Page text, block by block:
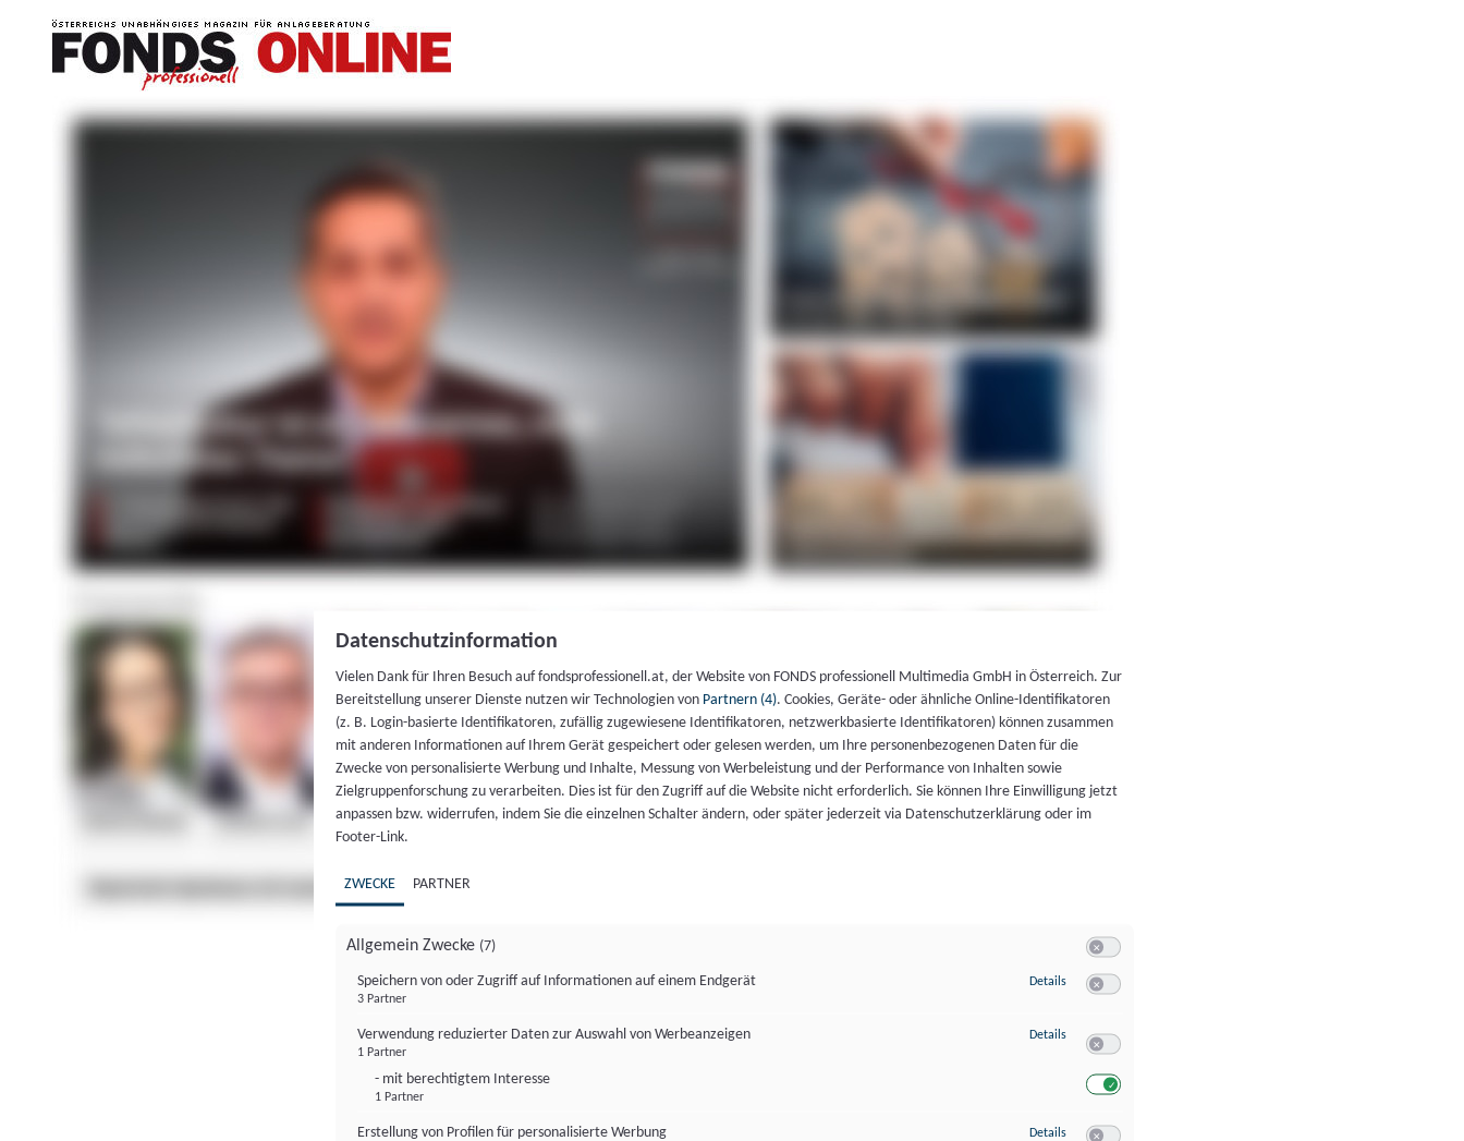
Datenschutzinformation
Vielen Dank für Ihren Besuch auf fondsprofessionell.at, der Website von FONDS professionell Multimedia GmbH in Österreich. Zur
Bereitstellung unserer Dienste nutzen wir Technologien von Partnern (4). Cookies, Geräte- oder ähnliche Online-Identifikatoren
(z. B. Login-basierte Identifikatoren, zufällig zugewiesene Identifikatoren, netzwerkbasierte Identifikatoren) können zusammen
mit anderen Informationen auf Ihrem Gerät gespeichert oder gelesen werden, um Ihre personenbezogenen Daten für die
Zwecke von personalisierte Werbung und Inhalte, Messung von Werbeleistung und der Performance von Inhalten sowie
Zielgruppenforschung zu verarbeiten. Dies ist für den Zugriff auf die Website nicht erforderlich. Sie können Ihre Einwilligung jetzt
anpassen bzw. widerrufen, indem Sie die einzelnen Schalter ändern, oder später jederzeit via Datenschutzerklärung oder im
Footer-Link.
ZWECKE PARTNER
Allgemein Zwecke (7)
Speichern von oder Zugriff auf Informationen auf einem Endgerät
3 Partner
Details zu Speichern von oder Zugriff auf Informationen auf einem Endgerät
Verwendung reduzierter Daten zur Auswahl von Werbeanzeigen
1 Partner
- mit berechtigtem Interesse
1 Partner
Details zu Verwendung reduzierter Daten zur Auswahl von Werbeanzeigen
Erstellung von Profilen für personalisierte Werbung
Details zu Erstellung von Profilen für personalisierte Werbung